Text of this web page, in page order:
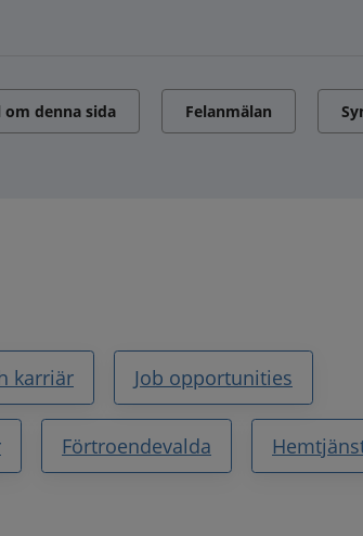
denna sida Felanmälan
karriär Job opportunities
Förtroendevalda